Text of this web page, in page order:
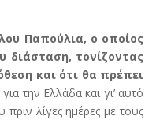
Παπούλια, ο οποίος
διάσταση, τονίζοντας
και ότι θα πρέπει
την Ελλάδα και γι’ αυτό
λίγες ημέρες με τους